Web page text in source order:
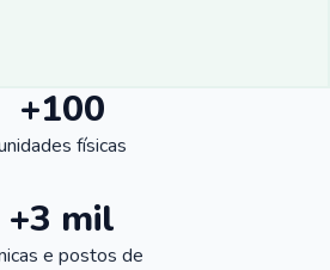
+100
físicas
+3 mil
e postos de